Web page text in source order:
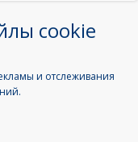
cookie
и отслеживания